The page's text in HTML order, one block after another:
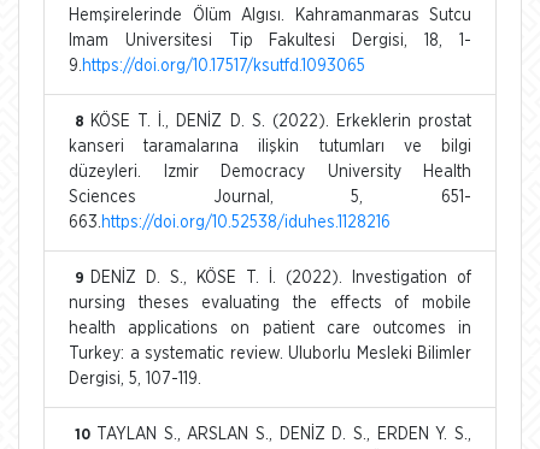
Hemşirelerinde Ölüm Algısı. Kahramanmaras Sutcu
Imam Universitesi Tip Fakultesi Dergisi, 18, 1-
9. https://doi.org/10.17517/ksutfd.1093065
8
KÖSE T. İ., DENİZ D. S. (2022). Erkeklerin prostat
kanseri taramalarına ilişkin tutumları ve bilgi
düzeyleri. Izmir Democracy University Health
Sciences Journal, 5, 651-
663. https://doi.org/10.52538/iduhes.1128216
9
DENİZ D. S., KÖSE T. İ. (2022). Investigation of
nursing theses evaluating the effects of mobile
health applications on patient care outcomes in
Turkey: a systematic review. Uluborlu Mesleki Bilimler
Dergisi, 5, 107-119.
10
TAYLAN S., ARSLAN S., DENİZ D. S., ERDEN Y. S.,